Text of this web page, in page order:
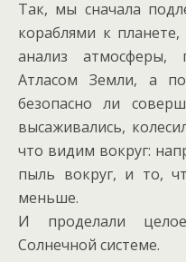
Так, мы сначала
кораблями к
анализ атмосферы,
Атласом Земли, а
безопасно ли
высаживались,
что видим вокруг:
пыль вокруг, и то,
меньше.
И проделали
Солнечной системе.